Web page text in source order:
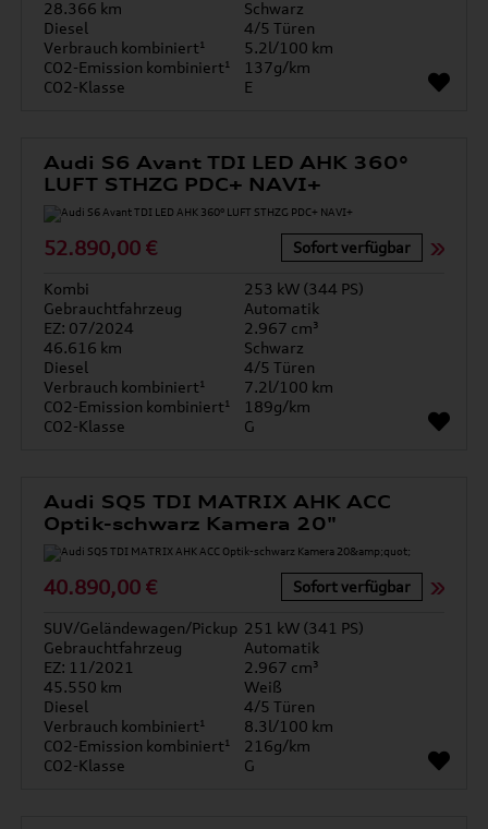
28.366 km
Schwarz
Diesel
4/5 Türen
Verbrauch kombiniert¹
5.2l/100 km
CO2-Emission kombiniert¹
137g/km
CO2-Klasse
E
Audi S6 Avant TDI LED AHK 360°
LUFT STHZG PDC+ NAVI+
52.890,00 € Sofort verfügbar
Kombi
253 kW (344 PS)
Gebrauchtfahrzeug
Automatik
EZ: 07/2024
2.967 cm³
46.616 km
Schwarz
Diesel
4/5 Türen
Verbrauch kombiniert¹
7.2l/100 km
CO2-Emission kombiniert¹
189g/km
CO2-Klasse
G
Audi SQ5 TDI MATRIX AHK ACC
Optik-schwarz Kamera 20"
40.890,00 € Sofort verfügbar
SUV/Geländewagen/Pickup 251 kW (341 PS)
Gebrauchtfahrzeug
Automatik
EZ: 11/2021
2.967 cm³
45.550 km
Weiß
Diesel
4/5 Türen
Verbrauch kombiniert¹
8.3l/100 km
CO2-Emission kombiniert¹
216g/km
CO2-Klasse
G